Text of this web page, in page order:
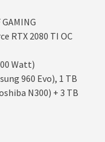
RTX 2080 TI OC
Watt)
960 Evo), 1 TB
N300) + 3 TB